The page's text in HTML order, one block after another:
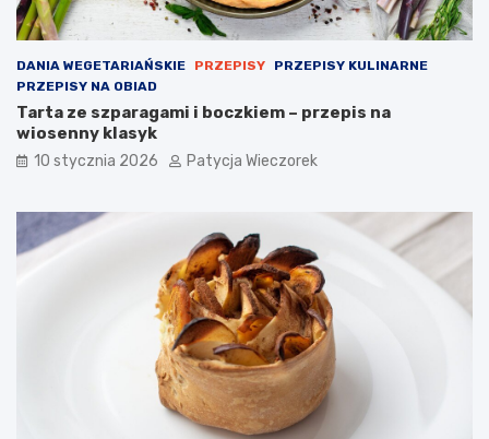
DANIA WEGETARIAŃSKIE PRZEPISY
PRZEPISY KULINARNE
PRZEPISY NA OBIAD
Tarta ze szparagami i boczkiem – przepis na
wiosenny klasyk
10 stycznia 2026 Patycja Wieczorek